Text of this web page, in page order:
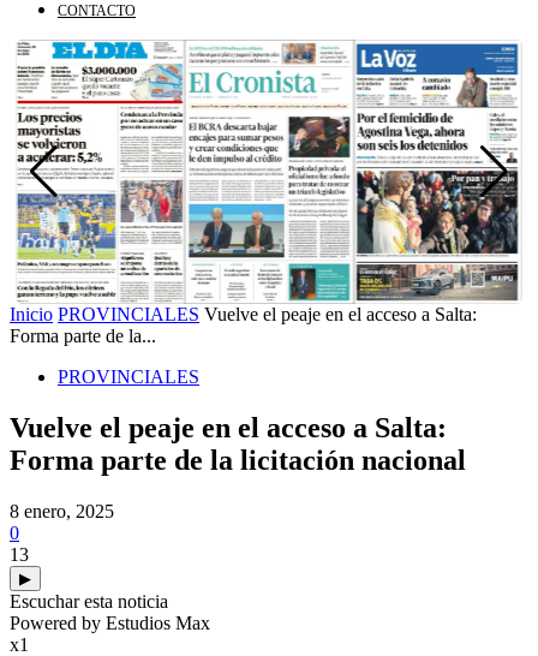
CONTACTO
Inicio PROVINCIALES Vuelve el peaje en el acceso a Salta:
Forma parte de la...
PROVINCIALES
Vuelve el peaje en el acceso a Salta:
Forma parte de la licitación nacional
8 enero, 2025
0
13
▶
Escuchar esta noticia
Powered by Estudios Max
x1